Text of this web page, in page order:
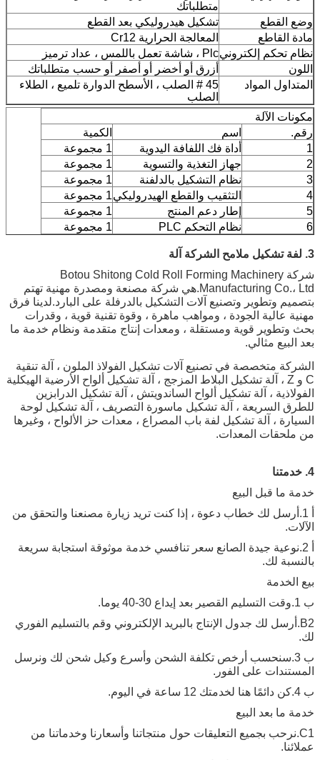
متطلباتك
وضع القطع
تشكيل هيدروليكي بعد القطع
مادة القاطع
المعالجة الحرارية Cr12
نظام تحكم إلكترونيPlc ، شاشة تعمل باللمس ، عداد ترميز
اللون
أزرق أو أخضر أو ​​أصفر أو حسب متطلباتك
المتداول المواد
45 # الصلب ، الأسطح الدوارة تلميع ، الطلاء
الصلب
مكونات الآلة
رقم.
اسم
الكمية
1
أداة فك اللفافة اليدوية
1 مجموعة
2
جهاز التغذية والتسوية
1 مجموعة
3
نظام التشكيل بالدلفنة
1 مجموعة
4
التثقيب والقطع الهيدروليكي1 مجموعة
5
إطار دعم المنتج
1 مجموعة
6
نظام التحكم PLC 1 مجموعة
3. لفة تشكيل ملامح الشركة آلة
شركة Botou Shitong Cold Roll Forming Machinery
Manufacturing Co.، Ltd.هي شركة مصنعة ومصدرة مهنية تهتم
بتصميم وتطوير وتصنيع آلات التشكيل بالدرفلة على البارد.لدينا فرق
مهنية عالية الجودة ، ومواهب ماهرة ، وقوة تقنية قوية ، وقدرات
بحث وتطوير قوية ومستقلة ، ومعدات إنتاج متقدمة ونظام خدمة ما
بعد البيع مثالي.
الشركة متخصصة في تصنيع آلات تشكيل الفولاذ الملون ، آلة تنقية
C و Z ، آلة تشكيل البلاط المزجج ، آلة تشكيل ألواح الأرضية الهيكلية
الفولاذية ، آلة تشكيل ألواح الساندويتش ، آلة تشكيل الدرابزين
للطرق السريعة ، آلة تشكيل ماسورة التصريف ، آلة تشكيل لوحة
السيارة ، آلة تشكيل لفة باب المصراع ، معدات حز الألواح ، وغيرها
من ملحقات المعدات.
4. خدمتنا
خدمة ما قبل البيع
أ 1.أرسل لك خطاب دعوة ، إذا كنت تريد زيارة مصنعنا والتحقق من
الآلات.
أ 2.نوعية جيدة الصانع سعر تنافسي خدمة موثوقة استجابة سريعة
بالنسبة لك.
بيع الخدمة
ب 1.وقت التسليم القصير بعد إيداع 30-40 يوما.
B2.أرسل لك جدول الإنتاج بالبريد الإلكتروني وقم بالتسليم الفوري
لك.
ب 3.سنحسب أرخص تكلفة الشحن وأسرع وكيل شحن لك ونرسل
المستندات على الفور.
ب 4.كن دائمًا هنا لخدمتك 12 ساعة في اليوم.
خدمة ما بعد البيع
C1.نرحب بجميع التعليقات حول منتجاتنا وأسعارنا وخدماتنا من
عملائنا.